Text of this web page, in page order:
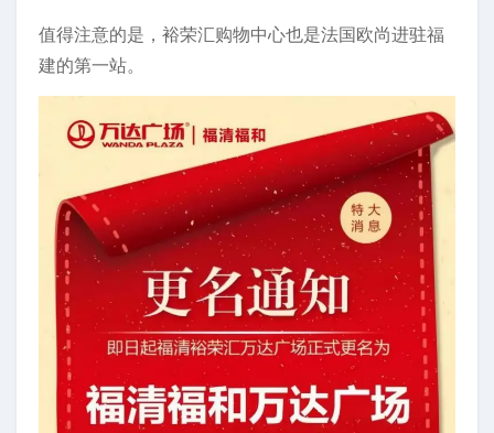
值得注意的是，裕荣汇购物中心也是法国欧尚进驻福
建的第一站。